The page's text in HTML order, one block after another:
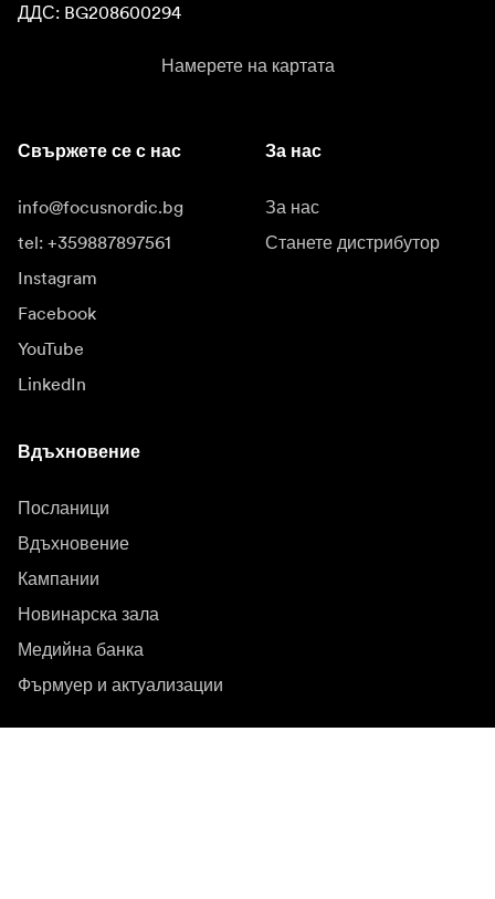
ДДС: BG208600294
Намерете на картата
Свържете се с нас
info@focusnordic.bg
tel: +359887897561
Instagram
Facebook
YouTube
LinkedIn
За нас
За нас
Станете дистрибутор
Вдъхновение
Посланици
Вдъхновение
Кампании
Новинарска зала
Медийна банка
Фърмуер и актуализации